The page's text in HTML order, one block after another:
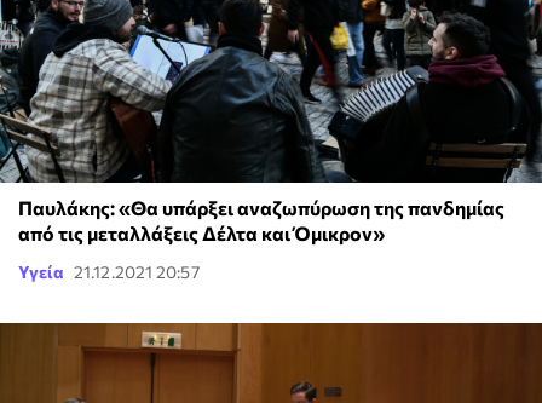
Παυλάκης: «Θα υπάρξει αναζωπύρωση της πανδημίας
από τις μεταλλάξεις Δέλτα και Όμικρον»
Υγεία 21.12.2021 20:57